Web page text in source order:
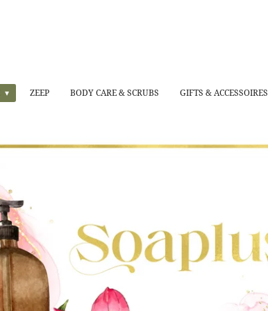
ZEEP BODY CARE & SCRUBS GIFTS & ACCESSOIRES